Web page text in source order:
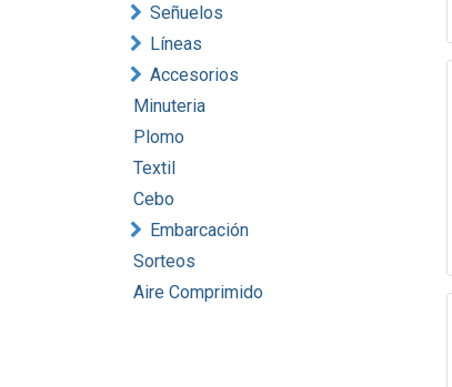
Señuelos
Líneas
Accesorios
Minuteria
Plomo
Textil
Cebo
Embarcación
Sorteos
Aire Comprimido